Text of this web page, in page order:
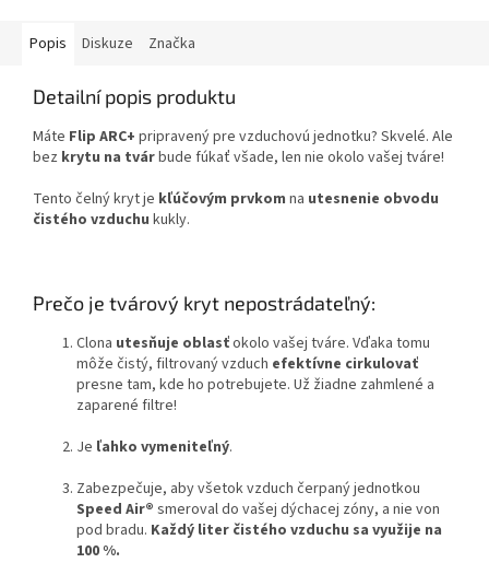
Popis Diskuze Značka
Detailní popis produktu
Máte Flip ARC+ pripravený pre vzduchovú jednotku? Skvelé. Ale
bez krytu na tvárbude fúkať všade, len nie okolo vašej tváre!
Tento čelný kryt je kľúčovým prvkom na utesnenie obvodu
čistého vzduchu kukly.
Prečo je tvárový kryt nepostrádateľný:
Clona utesňuje oblasťokolo vašej tváre. Vďaka tomu
môže čistý, filtrovaný vzduch efektívne cirkulovať
presne tam, kde ho potrebujete. Už žiadne zahmlené a
zaparené filtre!
Je ľahko vymeniteľný.
Zabezpečuje, aby všetok vzduch čerpaný jednotkou
Speed Air® smeroval do vašej dýchacej zóny, a nie von
pod bradu. Každý liter čistého vzduchu sa využije na
100 %.